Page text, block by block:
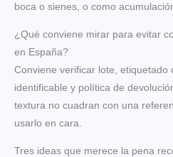
boca o sienes, o como
¿Qué conviene mirar para evitar
en España?
Conviene verificar lote, etiquetado
identificable y política de
textura no cuadran con una
usarlo en cara.
Tres ideas que merece la pena